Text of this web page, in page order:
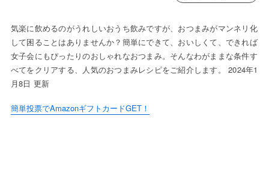
気楽に飲めるのがうれしいおうち飲みですが、おつまみがマンネリ化
して困ることはありませんか？簡単にできて、おいしくて、できれば
女子会にもぴったりのおしゃれなおつまみ。そんなわがままな条件す
べてをクリアする、人気のおつまみレシピをご紹介します。 2024年1
月8日 更新
簡単投票でAmazonギフトカードGET！